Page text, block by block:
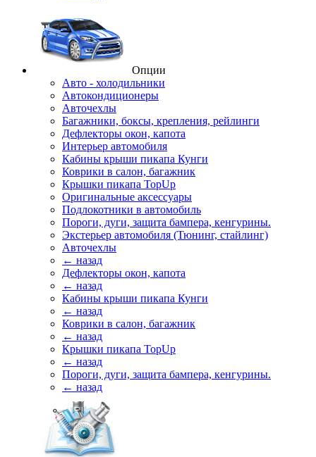
Опции
Авто - холодильники
Автокондиционеры
Авточехлы
Багажники, боксы, крепления, рейлинги
Дефлекторы окон, капота
Интерьер автомобиля
Кабины крыши пикапа Кунги
Коврики в салон, багажник
Крышки пикапа TopUp
Оригинальные аксессуары
Подлокотники в автомобиль
Пороги, дуги, защита бампера, кенгурины.
Экстерьер автомобиля (Тюнинг, стайлинг)
Авточехлы
← назад
Дефлекторы окон, капота
← назад
Кабины крыши пикапа Кунги
← назад
Коврики в салон, багажник
← назад
Крышки пикапа TopUp
← назад
Пороги, дуги, защита бампера, кенгурины.
← назад